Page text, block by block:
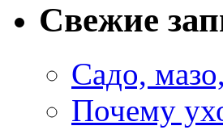
Свежие
Садо,
Почему